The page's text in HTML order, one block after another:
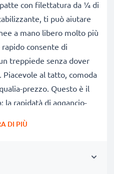
con filettatura da ¼ di
ti può aiutare
a mano libero molto più
consente di
treppiede senza dover
al tatto, comoda
prezzo. Questo è il
la rapidatà di aggancio-
DI PIÙ